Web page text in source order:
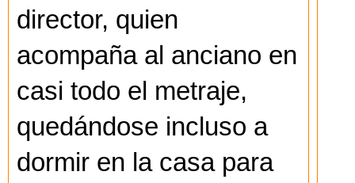
director, quien
acompaña al anciano en
casi todo el metraje,
quedándose incluso a
dormir en la casa para